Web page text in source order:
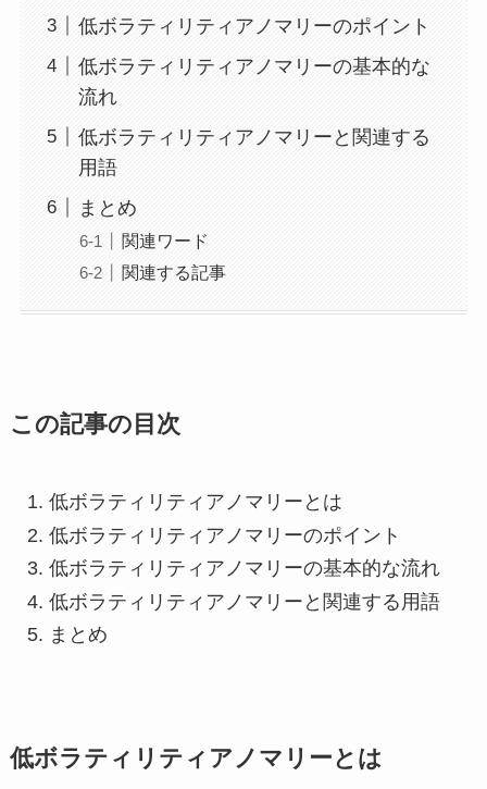
低ボラティリティアノマリーのポイント
低ボラティリティアノマリーの基本的な
流れ
低ボラティリティアノマリーと関連する
用語
まとめ
関連ワード
関連する記事
この記事の目次
低ボラティリティアノマリーとは
低ボラティリティアノマリーのポイント
低ボラティリティアノマリーの基本的な流れ
低ボラティリティアノマリーと関連する用語
まとめ
低ボラティリティアノマリーとは